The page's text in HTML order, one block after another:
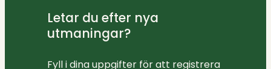
Letar du efter nya
utmaningar?
Fyll i dina uppgifter för att registrera